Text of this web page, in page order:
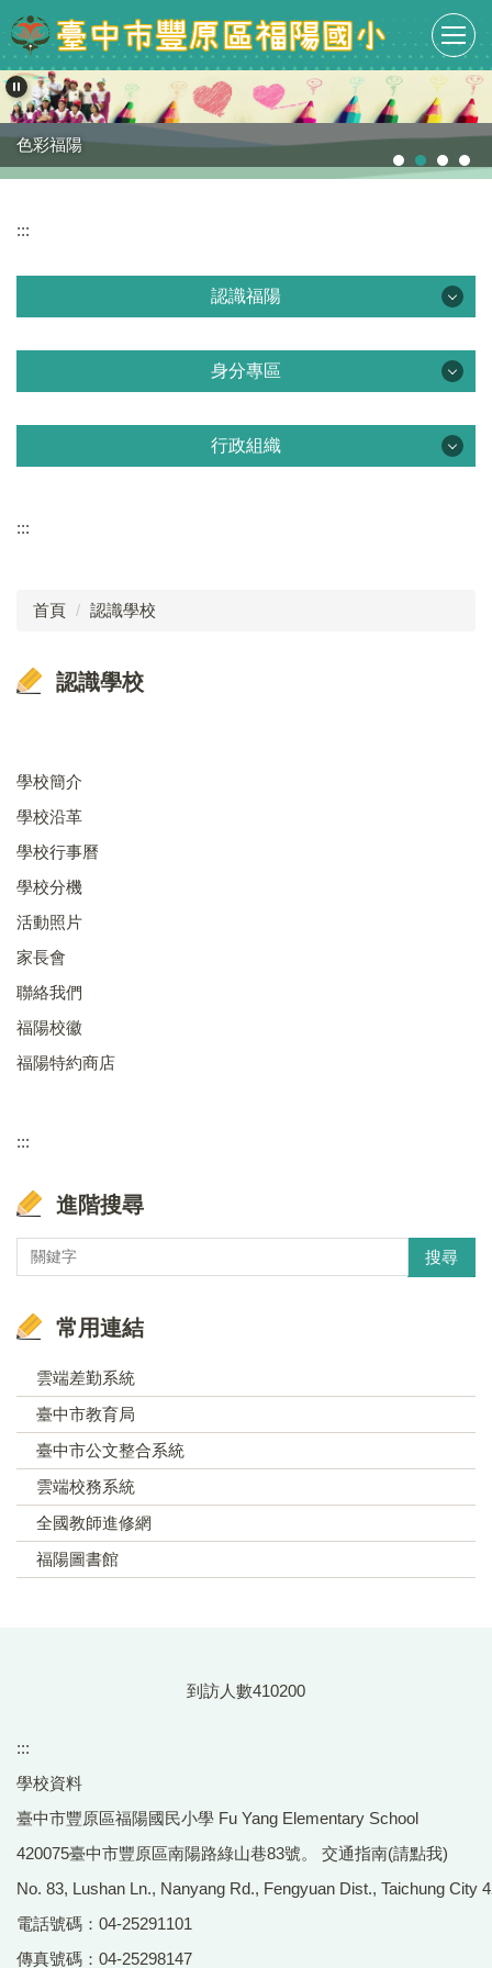
跳
到
主
要
內
容色彩福陽
:::
認識福陽
課程計畫專區
福陽YouTube
家長會
福陽特約商店
聯絡福陽
身分專區
教職員專區
行政組織
總務處
幼兒園
人事會計
:::
首頁 認識學校
認識學校
學校簡介
學校沿革
學校行事曆
學校分機
活動照片
家長會
聯絡我們
福陽校徽
福陽特約商店
:::
進階搜尋
搜尋
常用連結
雲端差勤系統
臺中市教育局
臺中市公文整合系統
雲端校務系統
全國教師進修網
福陽圖書館
到訪人數410200
:::
學校資料
臺中市豐原區福陽國民小學 Fu Yang Elementary School
420075臺中市豐原區南陽路綠山巷83號。 交通指南(請點我)
No. 83, Lushan Ln., Nanyang Rd., Fengyuan Dist., Taichung City
電話號碼：04-25291101
傳真號碼：04-25298147